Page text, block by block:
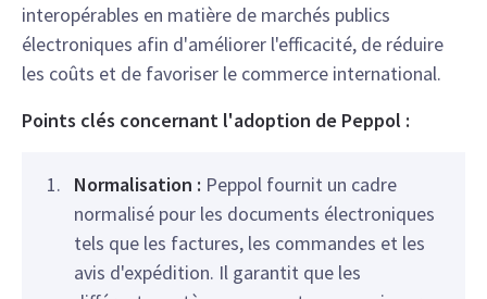
interopérables en matière de marchés publics
électroniques afin d'améliorer l'efficacité, de réduire
les coûts et de favoriser le commerce international.
Points clés concernant l'adoption de Peppol :
Normalisation : Peppol fournit un cadre
normalisé pour les documents électroniques
tels que les factures, les commandes et les
avis d'expédition. Il garantit que les